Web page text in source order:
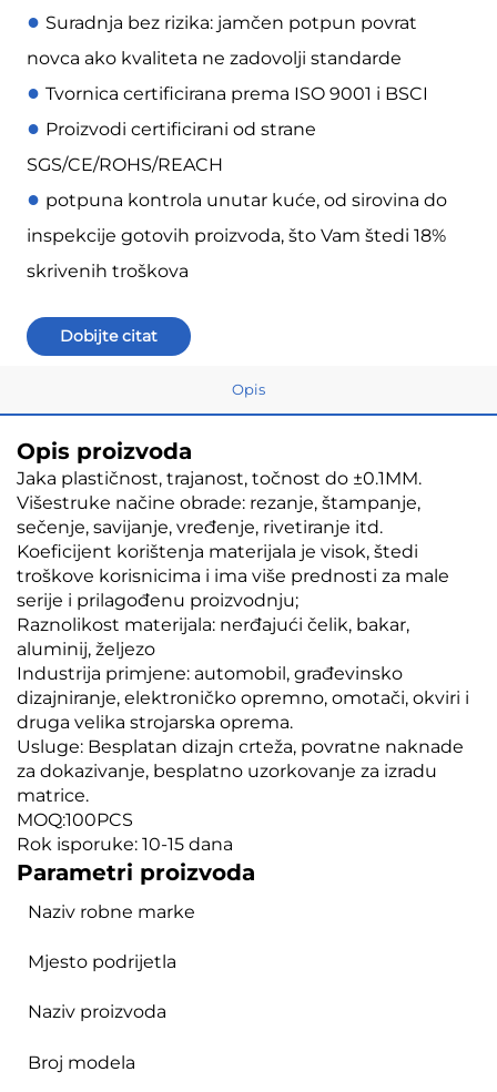
● Suradnja bez rizika: jamčen potpun povrat
novca ako kvaliteta ne zadovolji standarde
● Tvornica certificirana prema ISO 9001 i BSCI
● Proizvodi certificirani od strane
SGS/CE/ROHS/REACH
● potpuna kontrola unutar kuće, od sirovina do
inspekcije gotovih proizvoda, što Vam štedi 18%
skrivenih troškova
Dobijte citat
Opis
Opis proizvoda
Jaka plastičnost, trajanost, točnost do ±0.1MM.
Višestruke načine obrade: rezanje, štampanje,
sečenje, savijanje, vređenje, rivetiranje itd.
Koeficijent korištenja materijala je visok, štedi
troškove korisnicima i ima više prednosti za male
serije i prilagođenu proizvodnju;
Raznolikost materijala: nerđajući čelik, bakar,
aluminij, željezo
Industrija primjene: automobil, građevinsko
dizajniranje, elektroničko opremno, omotači, okviri i
druga velika strojarska oprema.
Usluge: Besplatan dizajn crteža, povratne naknade
za dokazivanje, besplatno uzorkovanje za izradu
matrice.
MOQ:100PCS
Rok isporuke: 10-15 dana
Parametri proizvoda
Naziv robne marke
Mjesto podrijetla
Naziv proizvoda
Broj modela